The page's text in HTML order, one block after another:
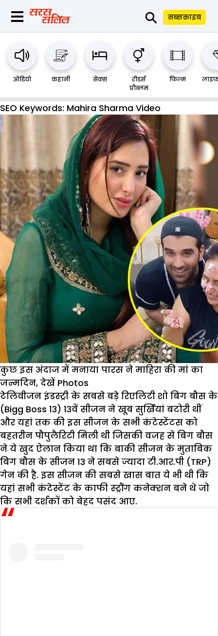
⚲ सब्सक्राइब
ऑडियो कहानी सेक्स
रीडर्स
प्रौब्लम
फिल्म
SEO Keywords: Mahira Sharma Video
कुछ इस अंदाज में मनाया पारस ने माहिरा की मां का
जन्मदिन, देखें Photos
टेलिवीजन इंडस्ट्री के सबसे बड़े रिएलिटी शो बिग बौस के
(Bigg Boss 13) 13वें सीजन ने खूब सुर्खियां बटोरी थीं
और यहां तक की इस सीजन के सभी कंटेस्टेंटस को
बहतरीन पौपुलैरिटी मिली थी जिसकी वजह से बिग बौस
ने ये खुद ऐलान किया था कि बाकी सीजन के मुताबिक
बिग बौस के सीजन 13 ने सबसे ज्यादा टी.आर.पी (TRP)
गेन की है. इस सीजन की सबसे खास बात ये भी थी कि
यहां सभी कंटेस्टेंट के काफी स्ट्रौंग कनेक्शन बने थे जो
कि सभी दर्शकों को बेहद पसंद आए.